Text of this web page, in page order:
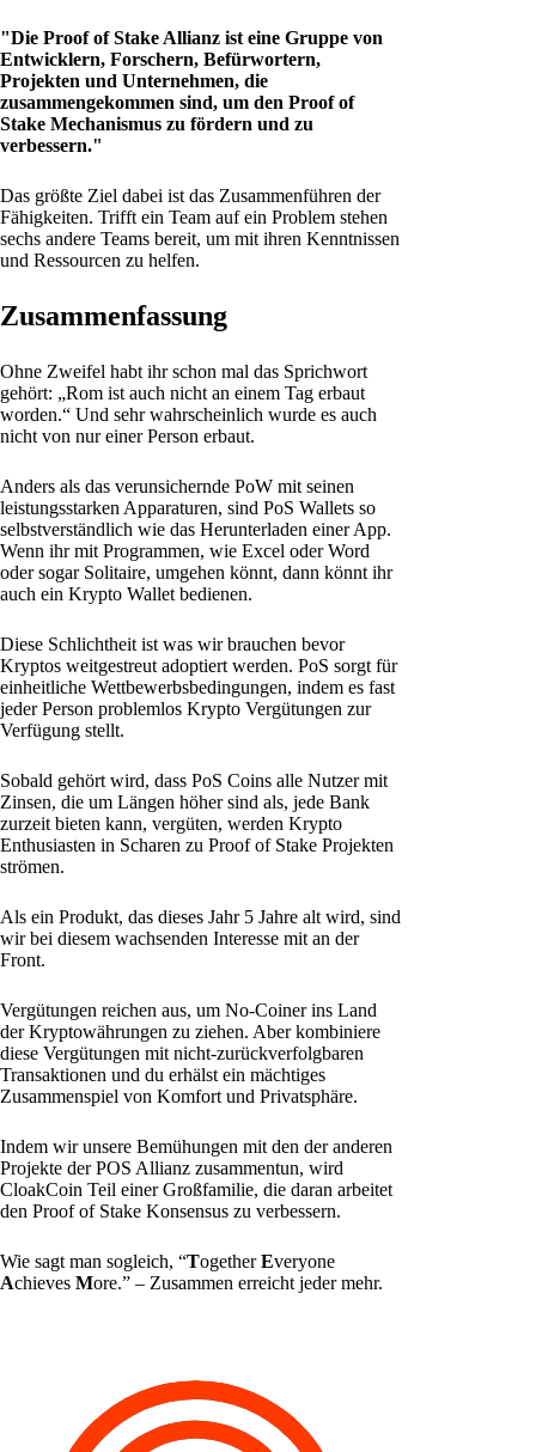
"Die Proof of Stake Allianz ist eine Gruppe von
Entwicklern, Forschern, Befürwortern,
Projekten und Unternehmen, die
zusammengekommen sind, um den Proof of
Stake Mechanismus zu fördern und zu
verbessern."
Das größte Ziel dabei ist das Zusammenführen der
Fähigkeiten. Trifft ein Team auf ein Problem stehen
sechs andere Teams bereit, um mit ihren Kenntnissen
und Ressourcen zu helfen.
Zusammenfassung
Ohne Zweifel habt ihr schon mal das Sprichwort
gehört: „Rom ist auch nicht an einem Tag erbaut
worden.“ Und sehr wahrscheinlich wurde es auch
nicht von nur einer Person erbaut.
Anders als das verunsichernde PoW mit seinen
leistungsstarken Apparaturen, sind PoS Wallets so
selbstverständlich wie das Herunterladen einer App.
Wenn ihr mit Programmen, wie Excel oder Word
oder sogar Solitaire, umgehen könnt, dann könnt ihr
auch ein Krypto Wallet bedienen.
Diese Schlichtheit ist was wir brauchen bevor
Kryptos weitgestreut adoptiert werden. PoS sorgt für
einheitliche Wettbewerbsbedingungen, indem es fast
jeder Person problemlos Krypto Vergütungen zur
Verfügung stellt.
Sobald gehört wird, dass PoS Coins alle Nutzer mit
Zinsen, die um Längen höher sind als, jede Bank
zurzeit bieten kann, vergüten, werden Krypto
Enthusiasten in Scharen zu Proof of Stake Projekten
strömen.
Als ein Produkt, das dieses Jahr 5 Jahre alt wird, sind
wir bei diesem wachsenden Interesse mit an der
Front.
Vergütungen reichen aus, um No-Coiner ins Land
der Kryptowährungen zu ziehen. Aber kombiniere
diese Vergütungen mit nicht-zurückverfolgbaren
Transaktionen und du erhälst ein mächtiges
Zusammenspiel von Komfort und Privatsphäre.
Indem wir unsere Bemühungen mit den der anderen
Projekte der POS Allianz zusammentun, wird
CloakCoin Teil einer Großfamilie, die daran arbeitet
den Proof of Stake Konsensus zu verbessern.
Wie sagt man sogleich, “TogetherEveryone
Achieves More.” – Zusammen erreicht jeder mehr.